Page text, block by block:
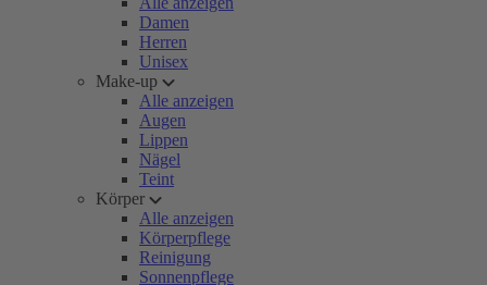
Damen
Herren
Unisex
Make-up
Alle anzeigen
Augen
Lippen
Nägel
Teint
Körper
Alle anzeigen
Körperpflege
Reinigung
Sonnenpflege